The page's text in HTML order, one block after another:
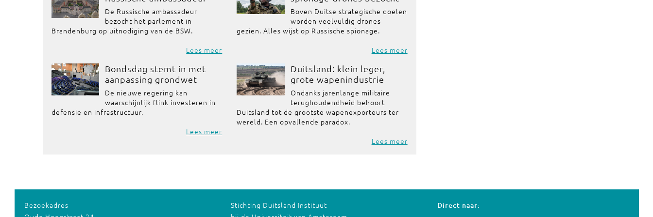
De Russische ambassadeur
bezocht het parlement in
Brandenburg op uitnodiging van de BSW.
Lees meer
Boven Duitse strategische doelen
worden veelvuldig drones
gezien. Alles wijst op Russische spionage.
Lees meer
Bondsdag stemt in met
aanpassing grondwet
De nieuwe regering kan
waarschijnlijk flink investeren in
defensie en infrastructuur.
Lees meer
Duitsland: klein leger,
grote wapenindustrie
Ondanks jarenlange militaire
terughoudendheid behoort
Duitsland tot de grootste wapenexporteurs ter
wereld. Een opvallende paradox.
Lees meer
Bezoekadres
Stichting Duitsland Instituut
Direct naar: